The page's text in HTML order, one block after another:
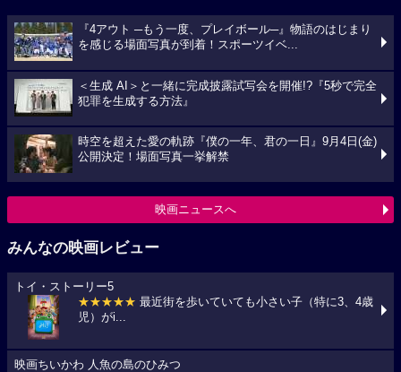
『4アウト ─もう一度、プレイボール─』物語のはじまり
を感じる場面写真が到着！スポーツイベ...
＜生成 AI＞と一緒に完成披露試写会を開催!?『5秒で完全
犯罪を生成する方法』
時空を超えた愛の軌跡『僕の一年、君の一日』9月4日(金)
公開決定！場面写真一挙解禁
映画ニュースへ
みんなの映画レビュー
トイ・ストーリー5
★★★★★ 最近街を歩いていても小さい子（特に3、4歳
児）がi...
映画ちいかわ 人魚の島のひみつ